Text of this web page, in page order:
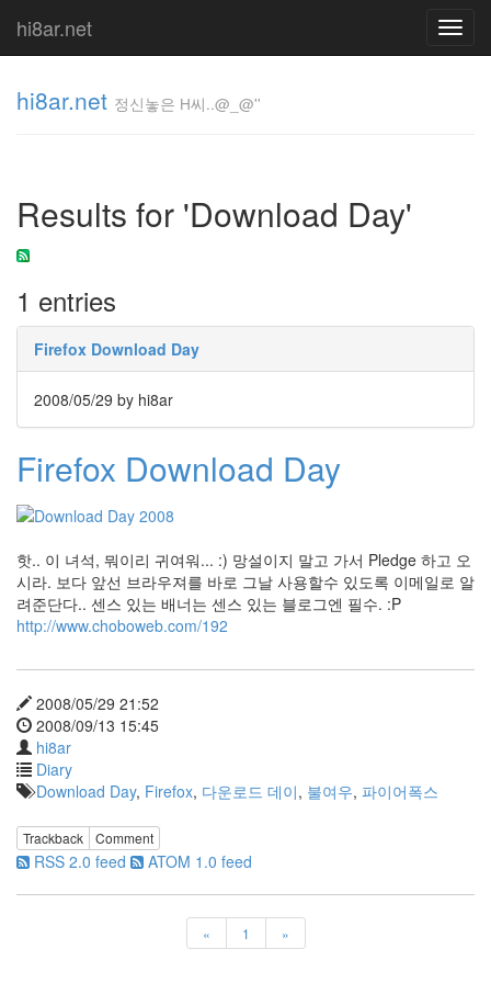
hi8ar.net
hi8ar.net 정신놓은 H씨..@_@''
Results for 'Download Day'
1 entries
Firefox Download Day
2008/05/29 by hi8ar
Firefox Download Day
핫.. 이 녀석, 뭐이리 귀여워... :) 망설이지 말고 가서 Pledge 하고 오
시라. 보다 앞선 브라우져를 바로 그날 사용할수 있도록 이메일로 알
려준단다.. 센스 있는 배너는 센스 있는 블로그엔 필수. :P
http://www.choboweb.com/192
2008/05/29 21:52
2008/09/13 15:45
hi8ar
Diary
Download Day, Firefox, 다운로드 데이, 불여우, 파이어폭스
Trackback Comment
RSS 2.0 feed ATOM 1.0 feed
« 1 »
씨..@_@''
Tag
Cloud
Web
것
치
하
문
관
명
관
Layout
Ieva's
Polka
마
도